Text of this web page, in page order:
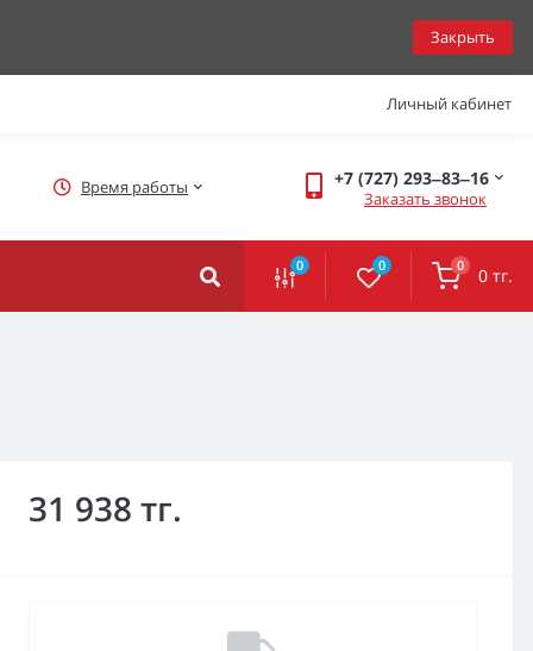
Закрыть
Личный кабинет
Время работы +7 (727) 293‒83‒16
Заказать звонок
0 0 0 0 тг.
31 938 тг.